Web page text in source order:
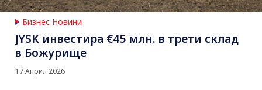
Бизнес Новини
JYSK инвестира €45 млн. в трети склад
в Божурище
17 Април 2026